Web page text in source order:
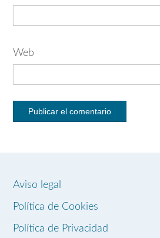
Web
Aviso legal
Política de Cookies
Política de Privacidad